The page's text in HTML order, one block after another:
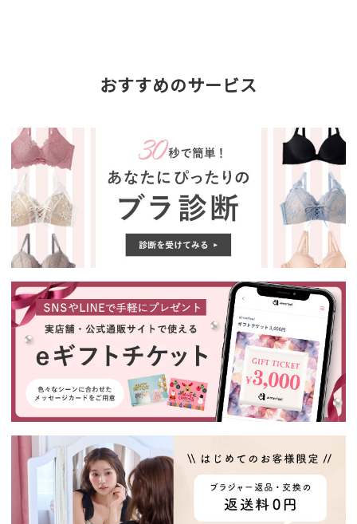
おすすめのサービス